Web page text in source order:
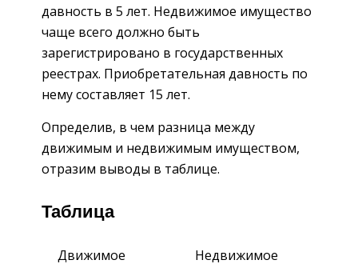
давность в 5 лет. Недвижимое имущество
чаще всего должно быть
зарегистрировано в государственных
реестрах. Приобретательная давность по
нему составляет 15 лет.
Определив, в чем разница между
движимым и недвижимым имуществом,
отразим выводы в таблице.
Таблица
Движимое
Недвижимое